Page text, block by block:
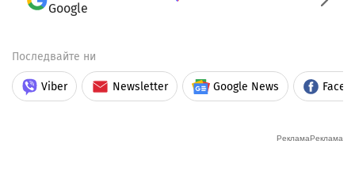
Google
Последвайте ни
Viber Newsletter Google News